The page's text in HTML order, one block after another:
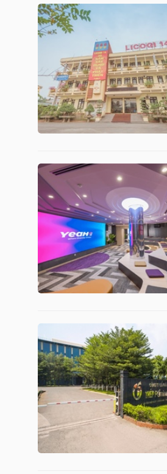
VIETSTOCKFINANCE
MÔ
DOANH
NGHIỆP
PHÁI
SINH
TRÁI
PHIẾU